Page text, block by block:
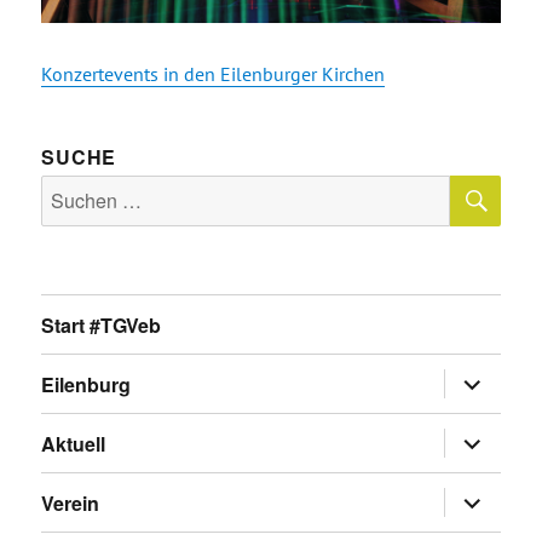
Konzertevents in den Eilenburger Kirchen
SUCHE
Suche
nach:
Start #TGVeb
Eilenburg
anzeigen
Aktuell
anzeigen
Verein
anzeigen